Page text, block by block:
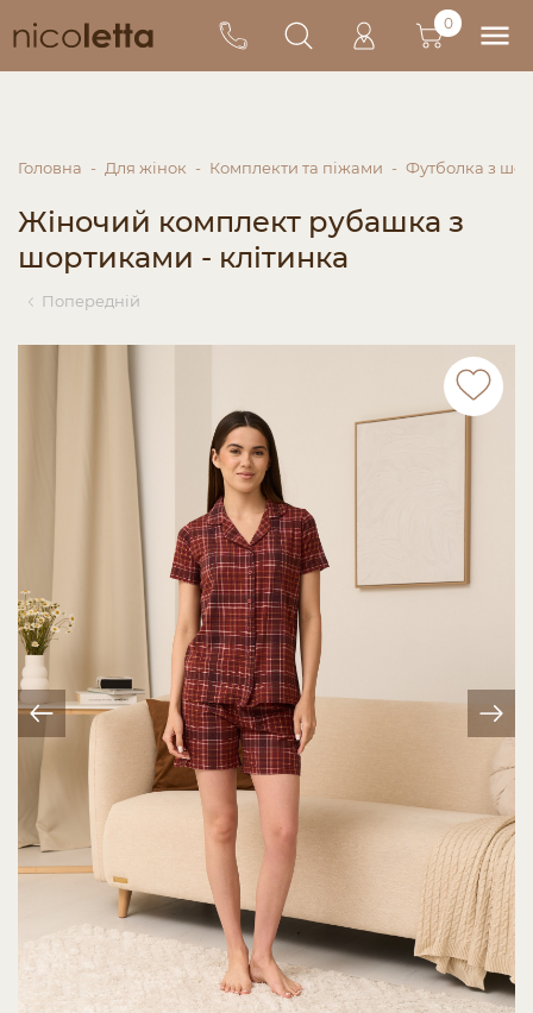
0
Головна Для жінок Комплекти та піжами Футболка з
Жіночий комплект рубашка з
шортиками - клітинка
Попередній